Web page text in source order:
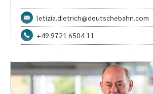
letizia.dietrich@deutschebahn.com
+49 9721 6504 11